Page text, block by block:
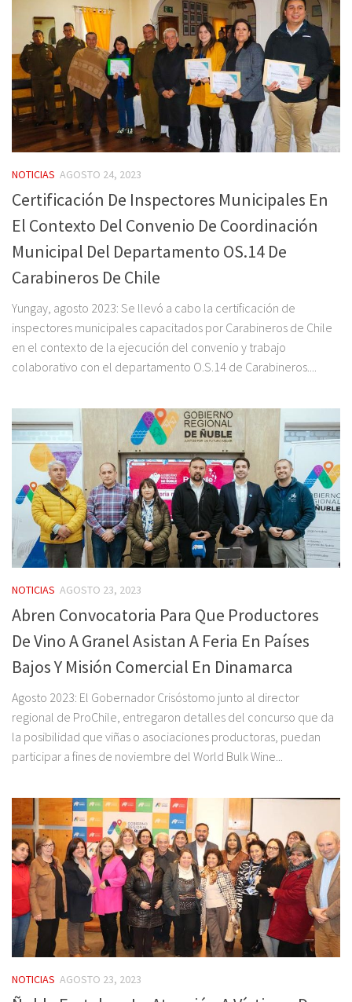
NOTICIAS AGOSTO 24, 2023
Certificación De Inspectores Municipales En
El Contexto Del Convenio De Coordinación
Municipal Del Departamento OS.14 De
Carabineros De Chile
Yungay, agosto 2023: Se llevó a cabo la certificación de
inspectores municipales capacitados por Carabineros de Chile
en el contexto de la ejecución del convenio y trabajo
colaborativo con el departamento O.S.14 de Carabineros....
NOTICIAS AGOSTO 23, 2023
Abren Convocatoria Para Que Productores
De Vino A Granel Asistan A Feria En Países
Bajos Y Misión Comercial En Dinamarca
Agosto 2023: El Gobernador Crisóstomo junto al director
regional de ProChile, entregaron detalles del concurso que da
la posibilidad que viñas o asociaciones productoras, puedan
participar a fines de noviembre del World Bulk Wine...
NOTICIAS AGOSTO 23, 2023